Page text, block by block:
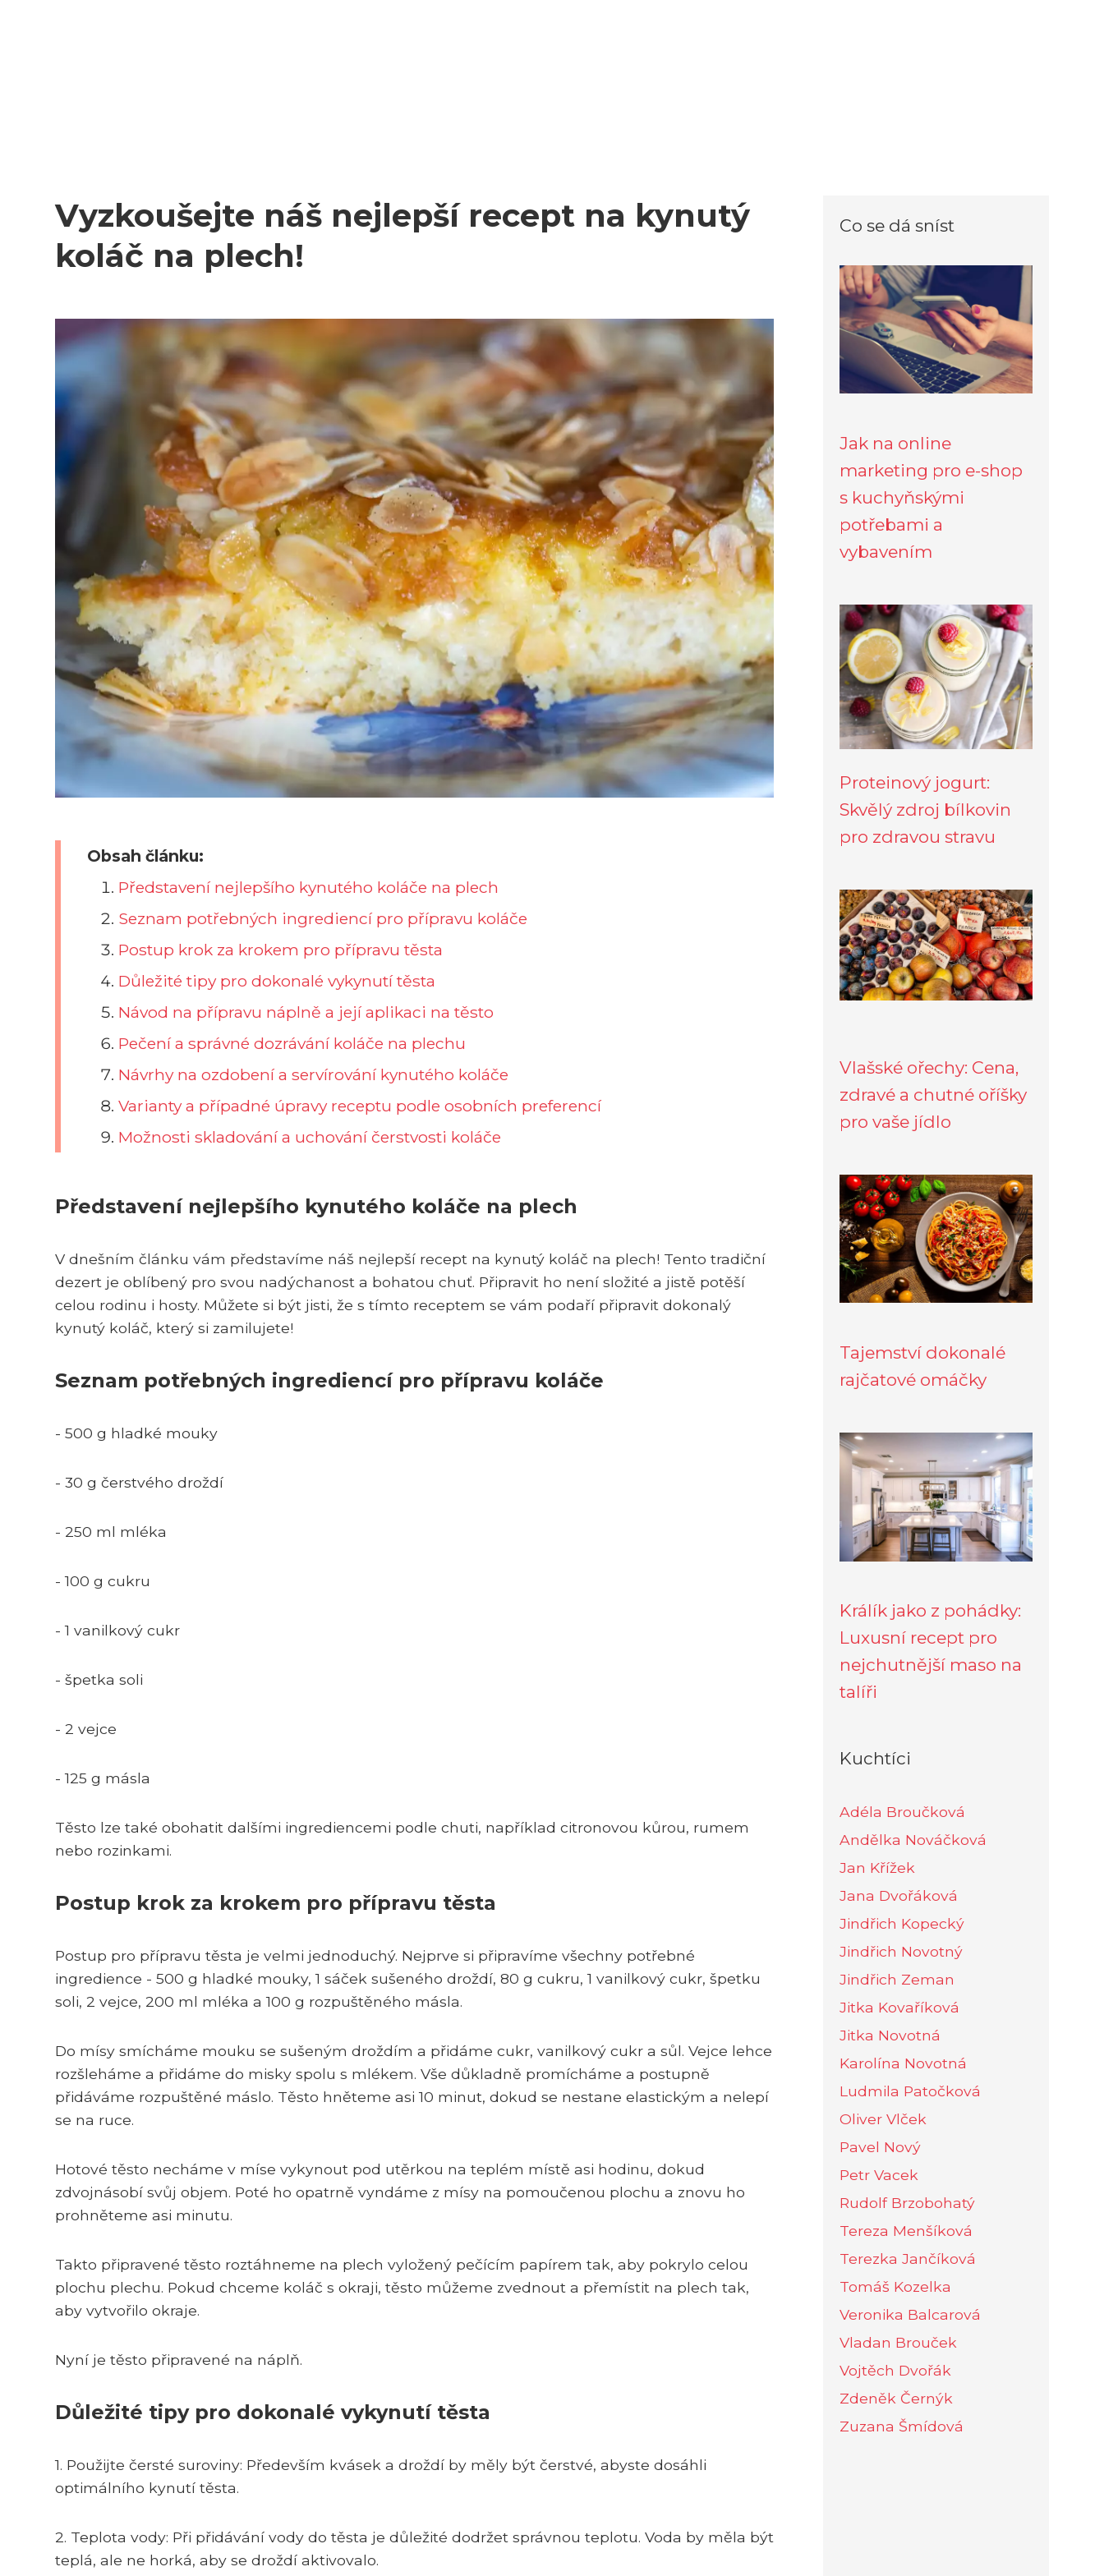
Vyzkoušejte náš nejlepší recept na kynutý
koláč na plech!
Obsah článku:
Představení nejlepšího kynutého koláče na plech
Seznam potřebných ingrediencí pro přípravu koláče
Postup krok za krokem pro přípravu těsta
Důležité tipy pro dokonalé vykynutí těsta
Návod na přípravu náplně a její aplikaci na těsto
Pečení a správné dozrávání koláče na plechu
Návrhy na ozdobení a servírování kynutého koláče
Varianty a případné úpravy receptu podle osobních preferencí
Možnosti skladování a uchování čerstvosti koláče
Představení nejlepšího kynutého koláče na plech
V dnešním článku vám představíme náš nejlepší recept na kynutý koláč na plech! Tento tradiční
dezert je oblíbený pro svou nadýchanost a bohatou chuť. Připravit ho není složité a jistě potěší
celou rodinu i hosty. Můžete si být jisti, že s tímto receptem se vám podaří připravit dokonalý
kynutý koláč, který si zamilujete!
Seznam potřebných ingrediencí pro přípravu koláče
- 500 g hladké mouky
- 30 g čerstvého droždí
- 250 ml mléka
- 100 g cukru
- 1 vanilkový cukr
- špetka soli
- 2 vejce
- 125 g másla
Těsto lze také obohatit dalšími ingrediencemi podle chuti, například citronovou kůrou, rumem
nebo rozinkami.
Postup krok za krokem pro přípravu těsta
Postup pro přípravu těsta je velmi jednoduchý. Nejprve si připravíme všechny potřebné
ingredience - 500 g hladké mouky, 1 sáček sušeného droždí, 80 g cukru, 1 vanilkový cukr, špetku
soli, 2 vejce, 200 ml mléka a 100 g rozpuštěného másla.
Do mísy smícháme mouku se sušeným droždím a přidáme cukr, vanilkový cukr a sůl. Vejce lehce
rozšleháme a přidáme do misky spolu s mlékem. Vše důkladně promícháme a postupně
přidáváme rozpuštěné máslo. Těsto hněteme asi 10 minut, dokud se nestane elastickým a nelepí
se na ruce.
Hotové těsto necháme v míse vykynout pod utěrkou na teplém místě asi hodinu, dokud
zdvojnásobí svůj objem. Poté ho opatrně vyndáme z mísy na pomoučenou plochu a znovu ho
prohněteme asi minutu.
Takto připravené těsto roztáhneme na plech vyložený pečícím papírem tak, aby pokrylo celou
plochu plechu. Pokud chceme koláč s okraji, těsto můžeme zvednout a přemístit na plech tak,
aby vytvořilo okraje.
Nyní je těsto připravené na náplň.
Důležité tipy pro dokonalé vykynutí těsta
1. Použijte čersté suroviny: Především kvásek a droždí by měly být čerstvé, abyste dosáhli
optimálního kynutí těsta.
2. Teplota vody: Při přidávání vody do těsta je důležité dodržet správnou teplotu. Voda by měla být
teplá, ale ne horká, aby se droždí aktivovalo.
Co se dá sníst
Jak na online
marketing pro e-shop
s kuchyňskými
potřebami a
vybavením
Proteinový jogurt:
Skvělý zdroj bílkovin
pro zdravou stravu
Vlašské ořechy: Cena,
zdravé a chutné oříšky
pro vaše jídlo
Tajemství dokonalé
rajčatové omáčky
Králík jako z pohádky:
Luxusní recept pro
nejchutnější maso na
talíři
Kuchtíci
Adéla Broučková
Andělka Nováčková
Jan Křížek
Jana Dvořáková
Jindřich Kopecký
Jindřich Novotný
Jindřich Zeman
Jitka Kovaříková
Jitka Novotná
Karolína Novotná
Ludmila Patočková
Oliver Vlček
Pavel Nový
Petr Vacek
Rudolf Brzobohatý
Tereza Menšíková
Terezka Jančíková
Tomáš Kozelka
Veronika Balcarová
Vladan Brouček
Vojtěch Dvořák
Zdeněk Černýk
Zuzana Šmídová